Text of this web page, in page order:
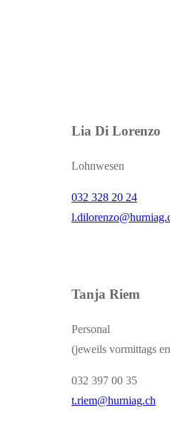
Lia Di Lorenzo
Lohnwesen
032 328 20 24
Tanja Riem
Personal
(jeweils vormittags
032 397 00 35
t.riem@hurniag.ch